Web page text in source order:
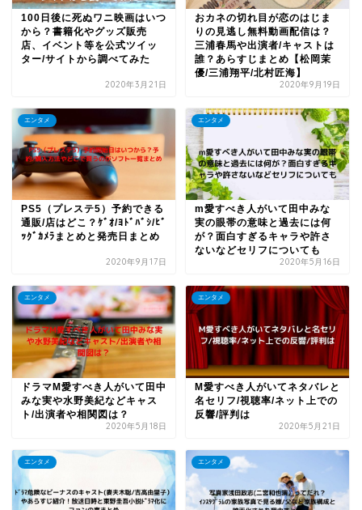
100日後に死ぬワニ映画はいつ
から？書籍化やグッズ販売
店、イベント等を公式ツイッ
ター/サイトから調べてみた
2020年3月21日
おカネの切れ目が恋のはじま
りの見逃し無料動画配信は？
三浦春馬や出演者/キャストは
誰？あらすじまとめ【松岡茉
優/三浦翔平/北村匠海】
2020年9月19日
エンタメ
PS5（プレステ5）予約できる
通販/店はどこ？ｹﾞｵ/ﾖﾄﾞﾊﾞｼ/ﾋﾞ
ｯｸﾞｶﾒﾗまとめと発売日まとめ
2020年9月17日
エンタメ
m愛すべき人がいて田中みな
実の眼帯の意味と過去には何
が？面白すぎるキャラや許さ
ないなどセリフについても
2020年5月16日
エンタメ
ドラマM愛すべき人がいて田中
みな実や水野美紀などキャス
ト/出演者や相関図は？
2020年5月18日
エンタメ
M愛すべき人がいてネタバレと
名セリフ/視聴率/ネット上での
反響/評判は
2020年5月21日
エンタメ エンタメ